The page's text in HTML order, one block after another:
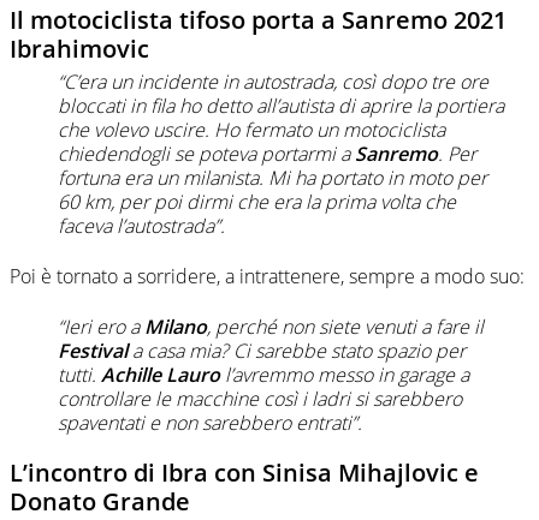
Il motociclista tifoso porta a Sanremo 2021
Ibrahimovic
“C’era un incidente in autostrada, così dopo tre ore
bloccati in fila ho detto all’autista di aprire la portiera
che volevo uscire. Ho fermato un motociclista
chiedendogli se poteva portarmi aSanremo. Per
fortuna era un milanista. Mi ha portato in moto per
60 km, per poi dirmi che era la prima volta che
faceva l’autostrada”.
Poi è tornato a sorridere, a intrattenere, sempre a modo suo:
“Ieri ero aMilano, perché non siete venuti a fare il
Festivala casa mia? Ci sarebbe stato spazio per
tutti. Achille Laurol’avremmo messo in garage a
controllare le macchine così i ladri si sarebbero
spaventati e non sarebbero entrati”.
L’incontro di Ibra con Sinisa Mihajlovic e
Donato Grande